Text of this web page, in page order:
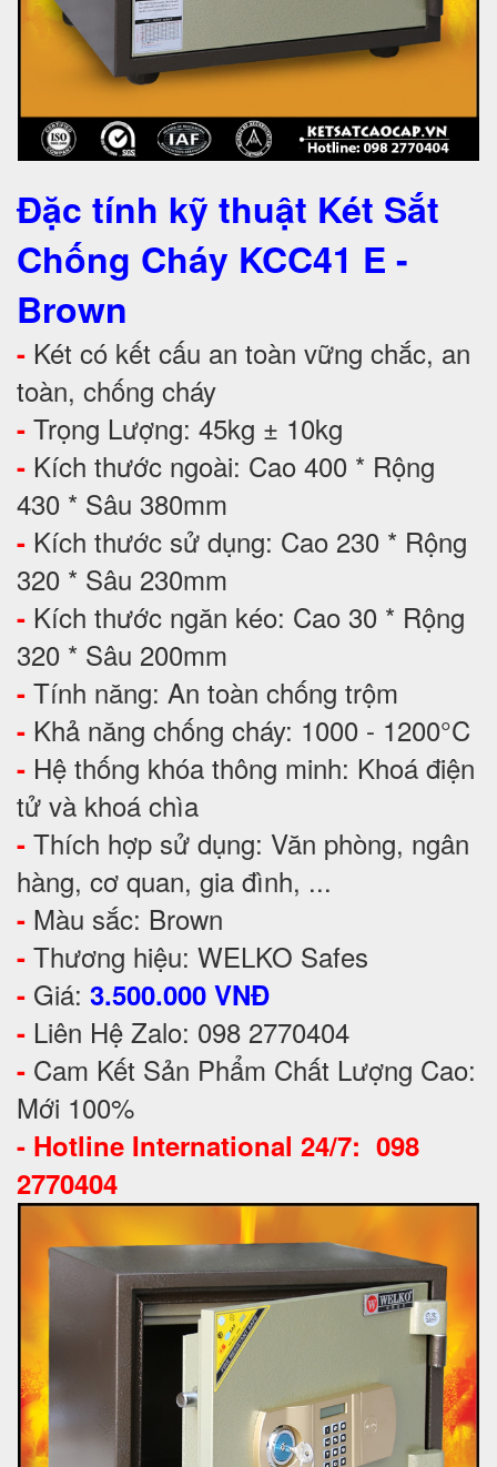
Đặc tính kỹ thuật Két Sắt
Chống Cháy KCC41 E -
Brown
- Két có kết cấu an toàn vững chắc, an
toàn, chống cháy
- Trọng Lượng: 45kg ± 10kg
- Kích thước ngoài: Cao 400 * Rộng
430 * Sâu 380mm
- Kích thước sử dụng: Cao 230 * Rộng
320 * Sâu 230mm
- Kích thước ngăn kéo: Cao 30 * Rộng
320 * Sâu 200mm
- Tính năng: An toàn chống trộm
- Khả năng chống cháy: 1000 - 1200°C
- Hệ thống khóa thông minh: Khoá điện
tử và khoá chìa
- Thích hợp sử dụng: Văn phòng, ngân
hàng, cơ quan, gia đình, ...
- Màu sắc: Brown
- Thương hiệu: WELKO Safes
- Giá: 3.500.000 VNĐ
- Liên Hệ Zalo: 098 2770404
- Cam Kết Sản Phẩm Chất Lượng Cao:
Mới 100%
- Hotline International 24/7: 098
2770404